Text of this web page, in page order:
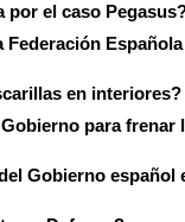
por el caso
en interiores?
para frenar
Gobierno español